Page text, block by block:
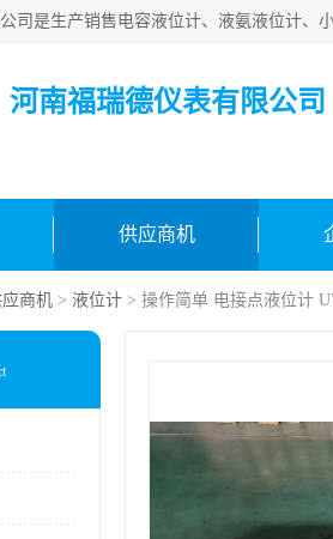
河南福瑞德仪表有限公司
供应商机
商机 > 液位计 > 操作简单 电接点液位计